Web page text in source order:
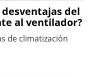
desventajas del
al ventilador?
de climatización